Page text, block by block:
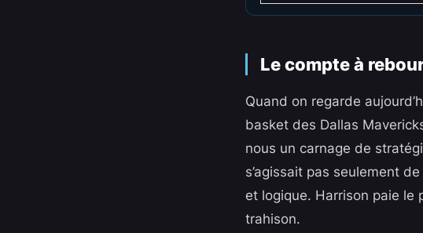
Le compte à
Quand on regarde
basket des Dallas
nous un carnage de
s’agissait pas seulement
et logique. Harrison paie le
trahison.